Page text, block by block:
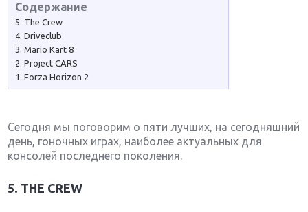
Содержание
5. The Crew
4. Driveclub
3. Mario Kart 8
2. Project CARS
1. Forza Horizon 2
Сегодня мы поговорим о пяти лучших, на сегодняшний
день, гоночных играх, наиболее актуальных для
консолей последнего поколения.
5. THE CREW